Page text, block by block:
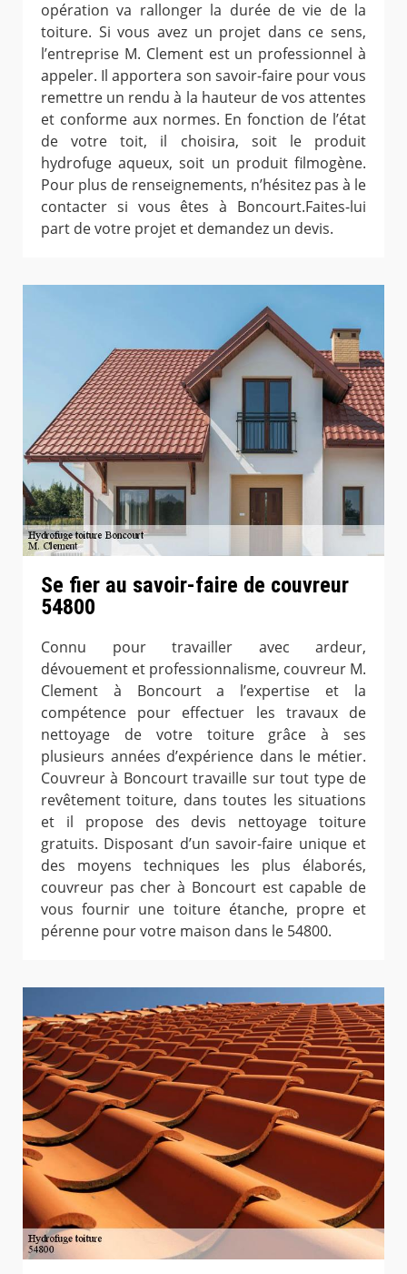
opération va rallonger la durée de vie de la
toiture. Si vous avez un projet dans ce sens,
l’entreprise M. Clement est un professionnel à
appeler. Il apportera son savoir-faire pour vous
remettre un rendu à la hauteur de vos attentes
et conforme aux normes. En fonction de l’état
de votre toit, il choisira, soit le produit
hydrofuge aqueux, soit un produit filmogène.
Pour plus de renseignements, n’hésitez pas à le
contacter si vous êtes à Boncourt.Faites-lui
part de votre projet et demandez un devis.
Se fier au savoir-faire de couvreur
54800
Connu pour travailler avec ardeur,
dévouement et professionnalisme, couvreur M.
Clement à Boncourt a l’expertise et la
compétence pour effectuer les travaux de
nettoyage de votre toiture grâce à ses
plusieurs années d’expérience dans le métier.
Couvreur à Boncourt travaille sur tout type de
revêtement toiture, dans toutes les situations
et il propose des devis nettoyage toiture
gratuits. Disposant d’un savoir-faire unique et
des moyens techniques les plus élaborés,
couvreur pas cher à Boncourt est capable de
vous fournir une toiture étanche, propre et
pérenne pour votre maison dans le 54800.